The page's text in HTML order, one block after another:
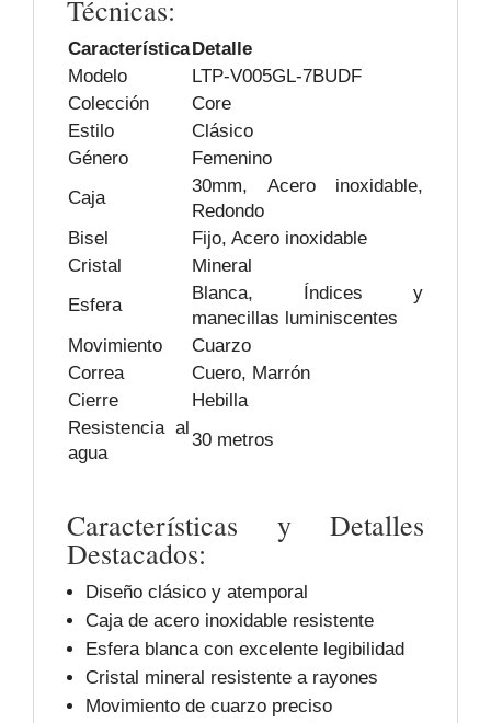
Técnicas:
Característica Detalle
Modelo
LTP-V005GL-7BUDF
Colección
Core
Estilo
Clásico
Género
Femenino
Caja
30mm, Acero inoxidable,
Redondo
Bisel
Fijo, Acero inoxidable
Cristal
Mineral
Esfera
Blanca, Índices y
manecillas luminiscentes
Movimiento
Cuarzo
Correa
Cuero, Marrón
Cierre
Hebilla
Resistencia al
agua
30 metros
Características y Detalles
Destacados:
Diseño clásico y atemporal
Caja de acero inoxidable resistente
Esfera blanca con excelente legibilidad
Cristal mineral resistente a rayones
Movimiento de cuarzo preciso